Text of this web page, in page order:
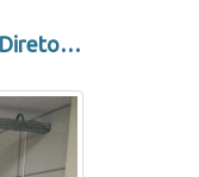
Reunião da Secretaria de Educação e Diretores para o Ano Letivo de 2025!